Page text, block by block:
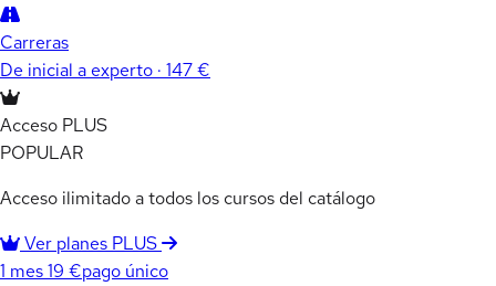
Carreras
De inicial a experto · 147 €
Acceso PLUS
POPULAR
Acceso ilimitado a todos los cursos del catálogo
Ver planes PLUS
1 mes19 €pago único